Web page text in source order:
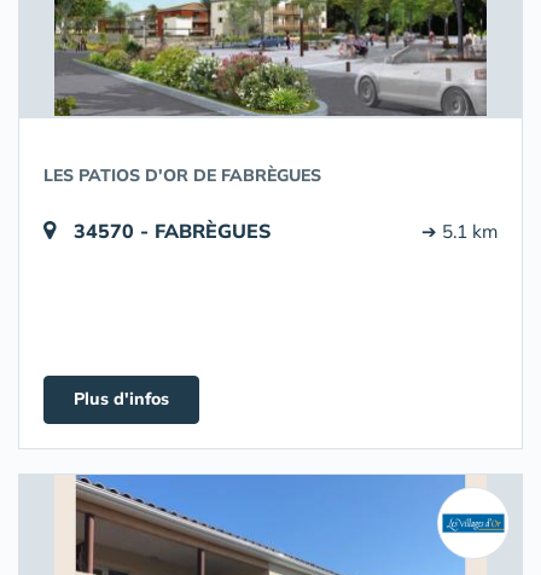
LES PATIOS D'OR DE FABRÈGUES
34570 - FABRÈGUES ➔ 5.1 km
Plus d'infos